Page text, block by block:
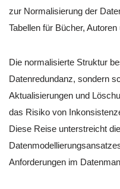
zur Normalisierung der
Tabellen für Bücher,
Die normalisierte Struktur
Datenredundanz, sondern
Aktualisierungen und
das Risiko von
Diese Reise unterstreicht
Anforderungen im